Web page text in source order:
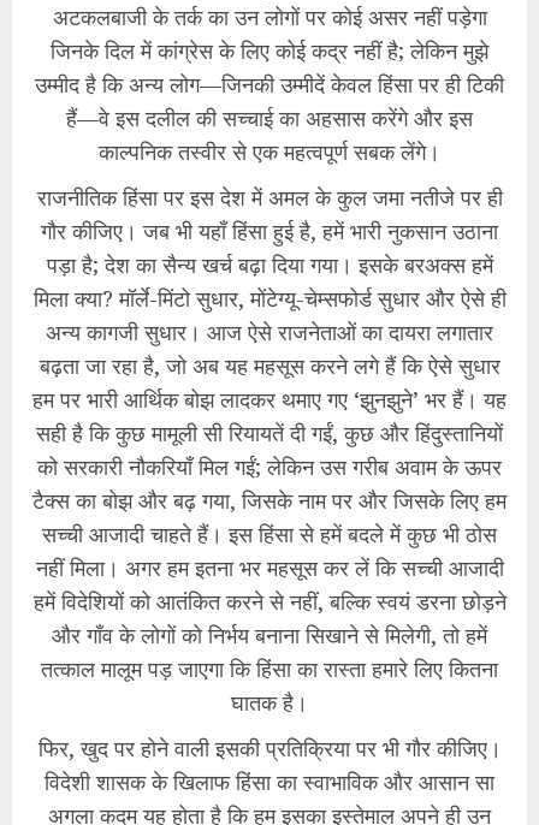
अटकलबाजी के तर्क का उन लोगों पर कोई असर नहीं पड़ेगा
जिनके दिल में कांग्रेस के लिए कोई कद्र नहीं है; लेकिन मुझे
उम्मीद है कि अन्य लोग—जिनकी उम्मीदें केवल हिंसा पर ही टिकी
हैं—वे इस दलील की सच्चाई का अहसास करेंगे और इस
काल्पनिक तस्वीर से एक महत्वपूर्ण सबक लेंगे।
​राजनीतिक हिंसा पर इस देश में अमल के कुल जमा नतीजे पर ही
गौर कीजिए। जब भी यहाँ हिंसा हुई है, हमें भारी नुकसान उठाना
पड़ा है; देश का सैन्य खर्च बढ़ा दिया गया। इसके बरअक्स हमें
मिला क्या? मॉर्ले-मिंटो सुधार, मोंटेग्यू-चेम्सफोर्ड सुधार और ऐसे ही
अन्य कागजी सुधार। आज ऐसे राजनेताओं का दायरा लगातार
बढ़ता जा रहा है, जो अब यह महसूस करने लगे हैं कि ऐसे सुधार
हम पर भारी आर्थिक बोझ लादकर थमाए गए ‘झुनझुने’ भर हैं। यह
सही है कि कुछ मामूली सी रियायतें दी गईं, कुछ और हिंदुस्तानियों
को सरकारी नौकरियाँ मिल गईं; लेकिन उस गरीब अवाम के ऊपर
टैक्स का बोझ और बढ़ गया, जिसके नाम पर और जिसके लिए हम
सच्ची आजादी चाहते हैं। इस हिंसा से हमें बदले में कुछ भी ठोस
नहीं मिला। अगर हम इतना भर महसूस कर लें कि सच्ची आजादी
हमें विदेशियों को आतंकित करने से नहीं, बल्कि स्वयं डरना छोड़ने
और गाँव के लोगों को निर्भय बनाना सिखाने से मिलेगी, तो हमें
तत्काल मालूम पड़ जाएगा कि हिंसा का रास्ता हमारे लिए कितना
घातक है।
​फिर, खुद पर होने वाली इसकी प्रतिक्रिया पर भी गौर कीजिए।
विदेशी शासक के खिलाफ हिंसा का स्वाभाविक और आसान सा
अगला कदम यह होता है कि हम इसका इस्तेमाल अपने ही उन